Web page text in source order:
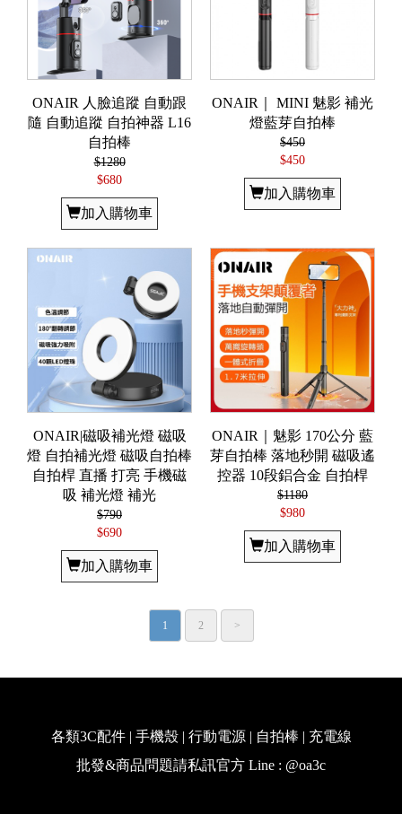
ONAIR 人臉追蹤 自動跟
隨 自動追蹤 自拍神器 L16
自拍棒
$1280
$680
加入購物車
ONAIR｜ MINI 魅影 補光
燈藍芽自拍棒
$450
$450
加入購物車
ONAIR|磁吸補光燈 磁吸
燈 自拍補光燈 磁吸自拍棒
自拍桿 直播 打亮 手機磁
吸 補光燈 補光
$790
$690
加入購物車
ONAIR｜魅影 170公分 藍
芽自拍棒 落地秒開 磁吸遙
控器 ​​​​10段鋁合金 自拍桿
$1180
$980
加入購物車
1 2 >
各類3C配件 | 手機殼 | 行動電源 | 自拍棒 | 充電線
批發&商品問題請私訊官方 Line : @oa3c